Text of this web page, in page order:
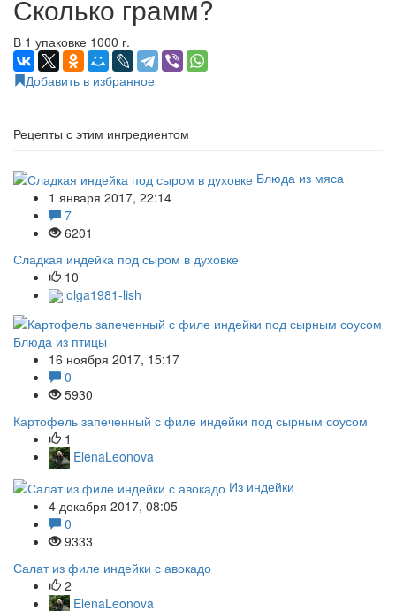
Сколько грамм?
В 1 упаковке 1000 г.
Добавить в избранное
Рецепты с этим ингредиентом
Блюда из мяса
1 января 2017, 22:14
7
6201
Сладкая индейка под сыром в духовке
10
olga1981-lish
Блюда из птицы
16 ноября 2017, 15:17
0
5930
Картофель запеченный с филе индейки под сырным соусом
1
ElenaLeonova
Из индейки
4 декабря 2017, 08:05
0
9333
Салат из филе индейки с авокадо
2
ElenaLeonova